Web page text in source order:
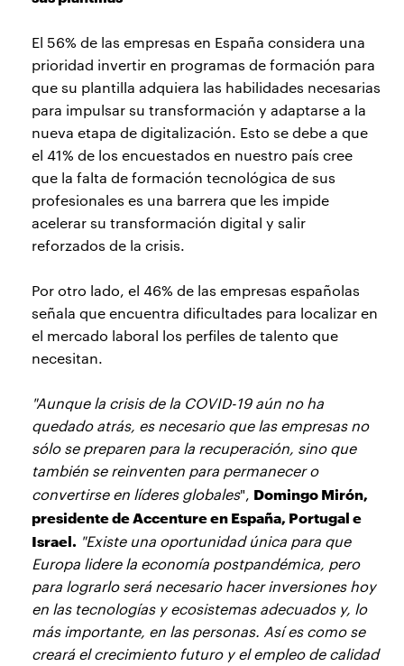
El 56% de las empresas en España considera una
prioridad invertir en programas de formación para
que su plantilla adquiera las habilidades necesarias
para impulsar su transformación y adaptarse a la
nueva etapa de digitalización. Esto se debe a que
el 41% de los encuestados en nuestro país cree
que la falta de formación tecnológica de sus
profesionales es una barrera que les impide
acelerar su transformación digital y salir
reforzados de la crisis.
Por otro lado, el 46% de las empresas españolas
señala que encuentra dificultades para localizar en
el mercado laboral los perfiles de talento que
necesitan.
"Aunque la crisis de la COVID-19 aún no ha
quedado atrás, es necesario que las empresas no
sólo se preparen para la recuperación, sino que
también se reinventen para permanecer o
convertirse en líderes globales", Domingo Mirón,
presidente de Accenture en España, Portugal e
Israel. "Existe una oportunidad única para que
Europa lidere la economía postpandémica, pero
para lograrlo será necesario hacer inversiones hoy
en las tecnologías y ecosistemas adecuados y, lo
más importante, en las personas. Así es como se
creará el crecimiento futuro y el empleo de calidad